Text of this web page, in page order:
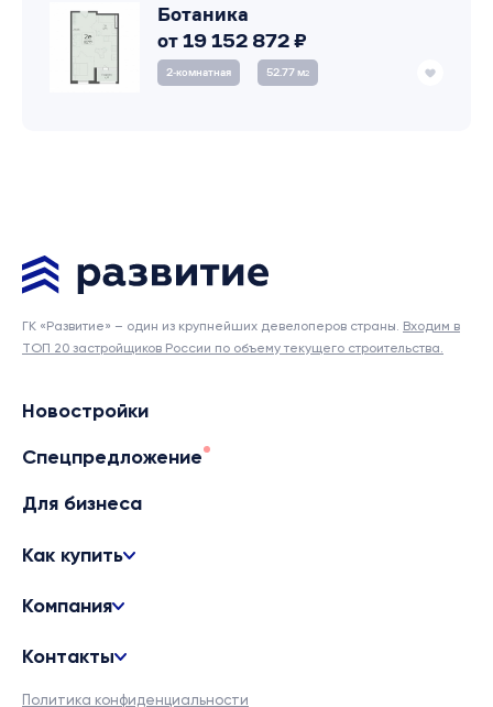
Ботаника
от 19 152 872 ₽
2‑комнатная 52.77 м2
ГК «Развитие» – один из крупнейших девелоперов страны. Входим в
ТОП 20 застройщиков России по объему текущего строительства.
Новостройки
Спецпредложение
Для бизнеса
Как купить
Компания
Контакты
Политика конфиденциальности